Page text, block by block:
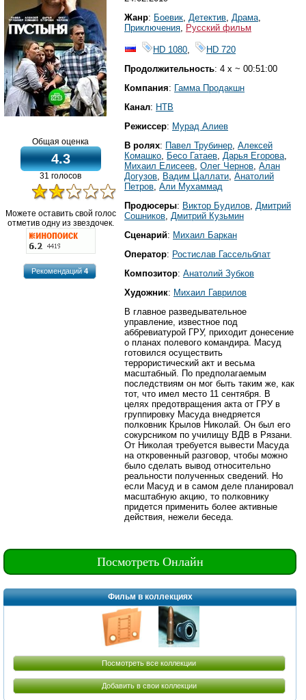
Общая оценка
4.3
31 голосов
Можете оставить свой голос
отметив одну из звездочек.
Рекомендаций4
Жанр: Боевик Детектив Драма
Приключения
Русский фильм
HD 1080
HD 720
Продолжительность: 4 x ~ 00:51:00
Компания: Гамма Продакшн
Канал: НТВ
Режиссер: Мурад Алиев
В ролях: Павел Трубинер Алексей
Комашко
Бесо Гатаев Дарья Егорова
Михаил Елисеев Олег Чернов Алан
Догузов
Вадим Цаллати Анатолий
Петров Али Мухаммад
Продюсеры: Виктор Будилов Дмитрий
Сошников Дмитрий Кузьмин
Сценарий: Михаил Баркан
Оператор: Ростислав Гассельблат
Композитор: Анатолий Зубков
Художник: Михаил Гаврилов
В главное разведывательное
управление, известное под
аббревиатурой ГРУ, приходит донесение
о планах полевого командира. Масуд
готовился осуществить
террористический акт и весьма
масштабный. По предполагаемым
последствиям он мог быть таким же, как
тот, что имел место 11 сентября. В
целях предотвращения акта от ГРУ в
группировку Масуда внедряется
полковник Крылов Николай. Он был его
сокурсником по училищу ВДВ в Рязани.
От Николая требуется вывести Масуда
на откровенный разговор, чтобы можно
было сделать вывод относительно
реальности полученных сведений. Но
если Масуд и в самом деле планировал
масштабную акцию, то полковнику
придется применить более активные
действия, нежели беседа.
Посмотреть Онлайн
Фильм в коллекциях
Посмотреть все коллекции
Добавить в свои коллекции